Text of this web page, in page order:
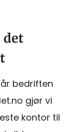
det
bedriften
gjør vi
kontor til